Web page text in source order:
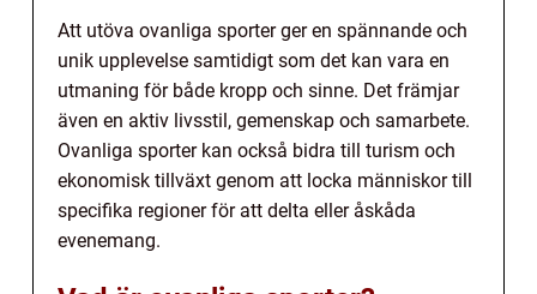
Att utöva ovanliga sporter ger en spännande och
unik upplevelse samtidigt som det kan vara en
utmaning för både kropp och sinne. Det främjar
även en aktiv livsstil, gemenskap och samarbete.
Ovanliga sporter kan också bidra till turism och
ekonomisk tillväxt genom att locka människor till
specifika regioner för att delta eller åskåda
evenemang.